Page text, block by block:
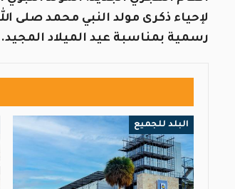
رسمية بمناسبة عيد الميلاد المجيد.
البلد للجميع